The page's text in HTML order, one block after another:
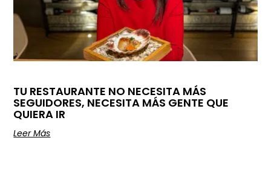
TU RESTAURANTE NO NECESITA MÁS
SEGUIDORES, NECESITA MÁS GENTE QUE
QUIERA IR
Leer Más